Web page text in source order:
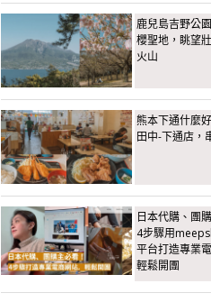
鹿兒島吉野公
櫻聖地，眺望
火山
熊本下通什麼
田中-下通店，
日本代購、團
4步驟用
平台打造專業
輕鬆開團